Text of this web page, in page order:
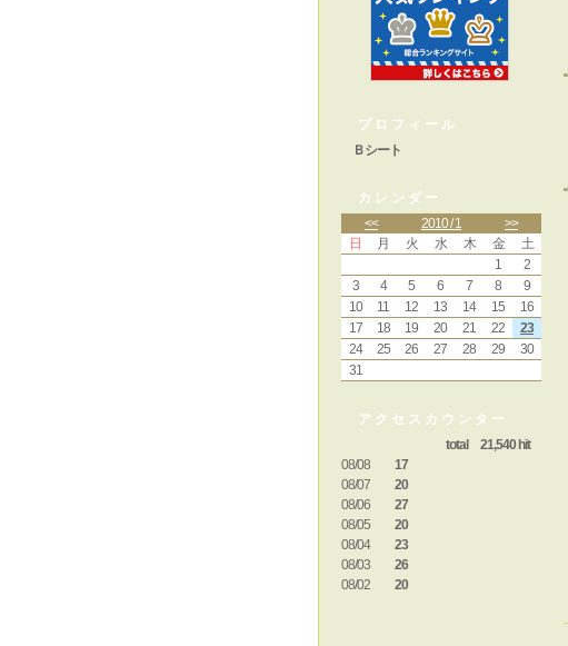
プロフィール
Ｂシート
カレンダー
<<
2010 / 1
>>
日
月 火 水 木 金
土
1
2
3
4 5 6 7 8
9
10
11 12 13 14 15
16
17
18 19 20 21 22
23
24
25 26 27 28 29
30
31
アクセスカウンター
total 21,540 hit
08/08
17
08/07
20
08/06
27
08/05
20
08/04
23
08/03
26
08/02
20